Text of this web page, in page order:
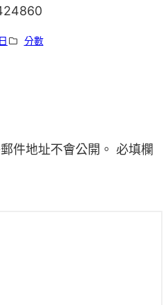
分數
件地址不會公開。 必填欄